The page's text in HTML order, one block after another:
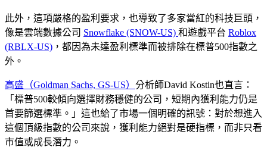
此外，這項嚴格的盈利要求，也導致了多家當紅的科技巨頭，
像是雲端數據公司 Snowflake (SNOW-US) 和遊戲平台 Roblox
(RBLX-US) ，都因為未達盈利標準而被排除在標普500指數之
外。
高盛（Goldman Sachs, GS-US） 分析師David Kostin也直言：
「標普500較傾向選擇財務穩健的公司 ，短期內獲利能力仍是
首要篩選標準。」這也給了市場一個明確的訊號：對於想進入
這個頂級指數的公司來說，獲利能力絕對是硬指標，而非只看
市值或成長潛力。